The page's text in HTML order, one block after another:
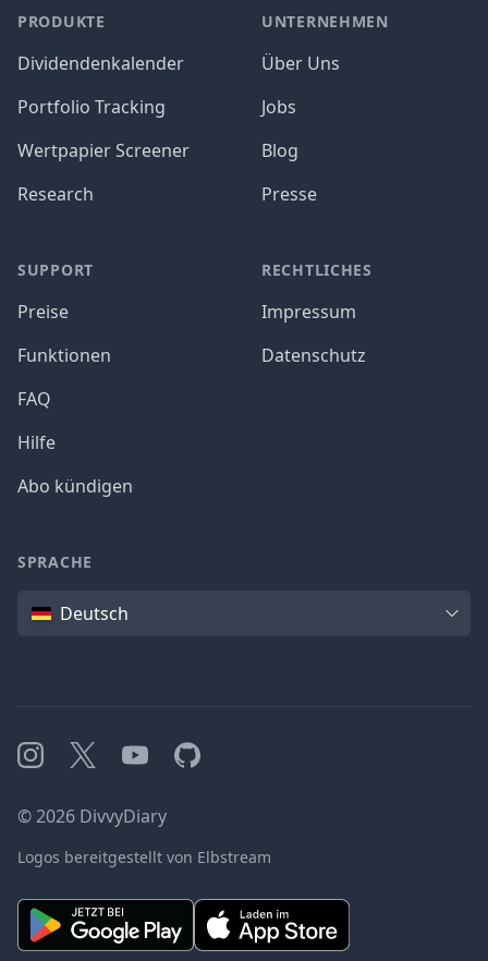
PRODUKTE
Dividendenkalender
Portfolio Tracking
Wertpapier Screener
Research
SUPPORT
Preise
Funktionen
FAQ
Hilfe
Abo kündigen
UNTERNEHMEN
Über Uns
Jobs
Blog
Presse
RECHTLICHES
Impressum
Datenschutz
SPRACHE
SpracheDeutsch
Instagram
X YouTubeGitHub
©2026 DivvyDiary
Logos bereitgestellt von Elbstream